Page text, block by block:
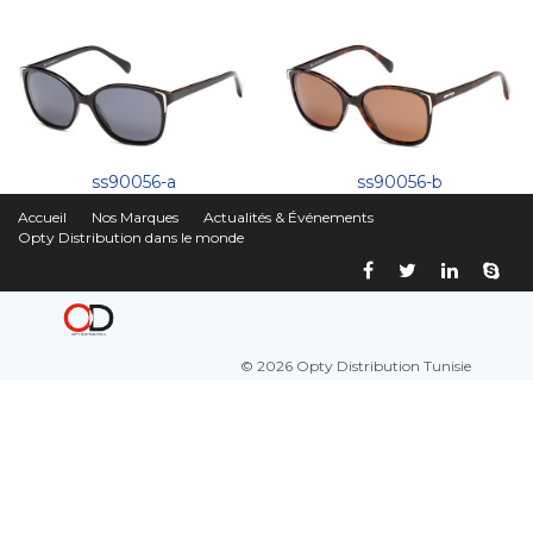
ss90056-a ss90056-b
Accueil Nos Marques
Actualités & Événements
Opty Distribution dans le monde
© 2026 Opty Distribution Tunisie